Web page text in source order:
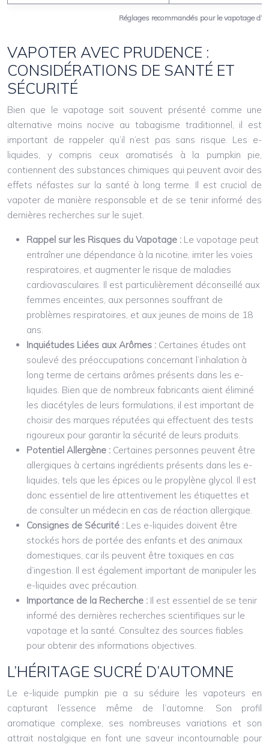
Réglages recommandés pour le vapotage
VAPOTER AVEC PRUDENCE :
CONSIDÉRATIONS DE SANTÉ ET
SÉCURITÉ
Bien que le vapotage soit souvent présenté comme une
alternative moins nocive au tabagisme traditionnel, il est
important de rappeler qu’il n’est pas sans risque. Les e-
liquides, y compris ceux aromatisés à la pumpkin pie,
contiennent des substances chimiques qui peuvent avoir des
effets néfastes sur la santé à long terme. Il est crucial de
vapoter de manière responsable et de se tenir informé des
dernières recherches sur le sujet.
Rappel sur les Risques du Vapotage : Le vapotage peut
entraîner une dépendance à la nicotine, irriter les voies
respiratoires, et augmenter le risque de maladies
cardiovasculaires. Il est particulièrement déconseillé aux
femmes enceintes, aux personnes souffrant de
problèmes respiratoires, et aux jeunes de moins de 18
ans.
Inquiétudes Liées aux Arômes : Certaines études ont
soulevé des préoccupations concernant l’inhalation à
long terme de certains arômes présents dans les e-
liquides. Bien que de nombreux fabricants aient éliminé
les diacétyles de leurs formulations, il est important de
choisir des marques réputées qui effectuent des tests
rigoureux pour garantir la sécurité de leurs produits.
Potentiel Allergène : Certaines personnes peuvent être
allergiques à certains ingrédients présents dans les e-
liquides, tels que les épices ou le propylène glycol. Il est
donc essentiel de lire attentivement les étiquettes et
de consulter un médecin en cas de réaction allergique.
Consignes de Sécurité : Les e-liquides doivent être
stockés hors de portée des enfants et des animaux
domestiques, car ils peuvent être toxiques en cas
d’ingestion. Il est également important de manipuler les
e-liquides avec précaution.
Importance de la Recherche : Il est essentiel de se tenir
informé des dernières recherches scientifiques sur le
vapotage et la santé. Consultez des sources fiables
pour obtenir des informations objectives.
L’HÉRITAGE SUCRÉ D’AUTOMNE
Le e-liquide pumpkin pie a su séduire les vapoteurs en
capturant l’essence même de l’automne. Son profil
aromatique complexe, ses nombreuses variations et son
attrait nostalgique en font une saveur incontournable pour